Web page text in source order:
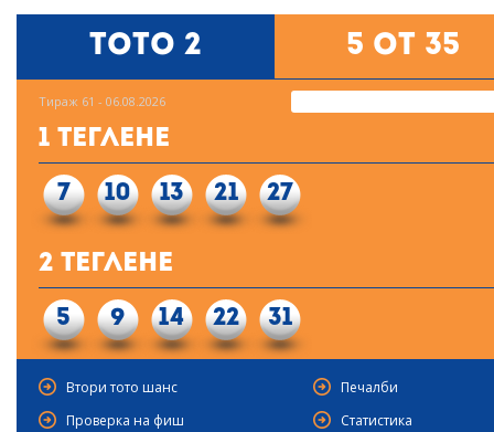
Тото 2 5 от 35
Тираж 61 - 06.08.2026
1 Теглене
7 10 13 21 27
2 Теглене
5 9 14 22 31
Втори тото шанс
Печалби
Проверка на фиш
Статистика